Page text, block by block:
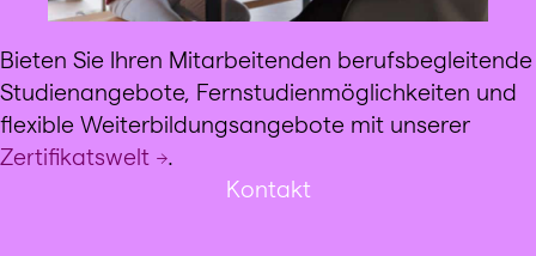
Bieten Sie Ihren Mitarbeitenden berufsbegleitende
Studienangebote, Fernstudienmöglichkeiten und
flexible Weiterbildungsangebote mit unserer
Zertifikatswelt
.
Kontakt